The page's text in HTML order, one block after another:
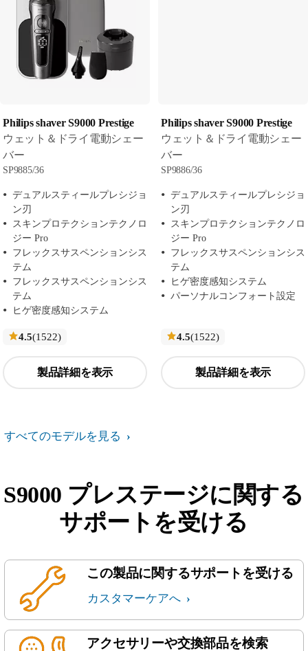
Philips shaver S9000 Prestige
ウェット＆ドライ電動シェー
バー
SP9885/36
デュアルスティールプレシジョ
ン刃
スキンプロテクションテクノロ
ジー Pro
フレックスサスペンションシス
テム
フレックスサスペンションシス
テム
ヒゲ密度感知システム
4.5(1522レ
ュ
ー
)
製品詳細を表示
Philips shaver S9000 Prestige
ウェット＆ドライ電動シェー
バー
SP9886/36
デュアルスティールプレシジョ
ン刃
スキンプロテクションテクノロ
ジー Pro
フレックスサスペンションシス
テム
ヒゲ密度感知システム
パーソナルコンフォート設定
4.5(1522レ
ュ
ー
)
製品詳細を表示
すべてのモデルを見る
S9000 プレステージに関する
サポートを受ける
この製品に関するサポートを受ける
カスタマーケアへ
アクセサリーや交換部品を検索